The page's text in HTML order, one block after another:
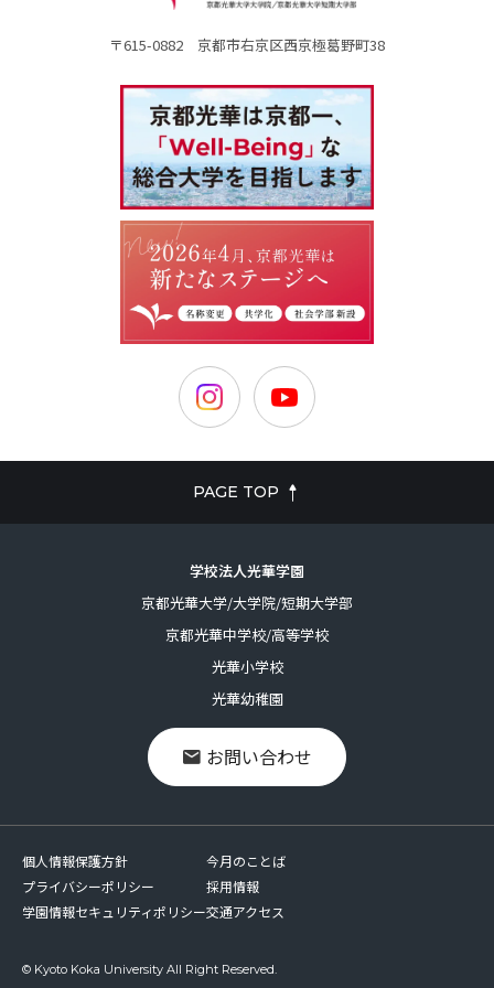
〒615-0882 京都市右京区西京極葛野町38
PAGE TOP
学校法人光華学園
京都光華大学/大学院/短期大学部
京都光華中学校/高等学校
光華小学校
光華幼稚園
お問い合わせ
個人情報保護方針
プライバシーポリシー
学園情報セキュリティポリシー
今月のことば
採用情報
交通アクセス
© Kyoto Koka University All Right Reserved.